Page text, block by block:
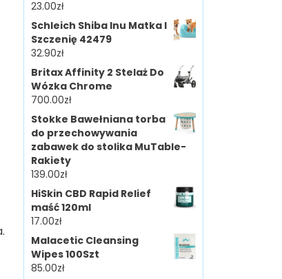
23.00zł
Schleich Shiba Inu Matka I
Szczenię 42479
32.90zł
Britax Affinity 2 Stelaż Do
Wózka Chrome
700.00zł
Stokke Bawełniana torba
do przechowywania
zabawek do stolika MuTable-
Rakiety
139.00zł
HiSkin CBD Rapid Relief
maść 120ml
17.00zł
Malacetic Cleansing
Wipes 100Szt
85.00zł